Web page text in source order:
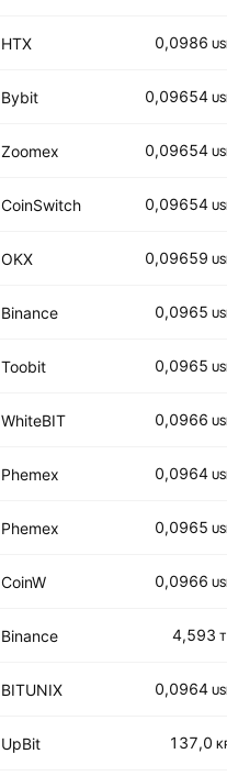
HTX 0,0986
Bybit 0,09654
Zoomex 0,09654
CoinSwitch 0,09654
OKX 0,09659
Binance 0,0965
Toobit 0,0965
WhiteBIT 0,0966
Phemex 0,0964
Phemex 0,0965
CoinW 0,0966
Binance 4,593
BITUNIX 0,0964
UpBit 137,0